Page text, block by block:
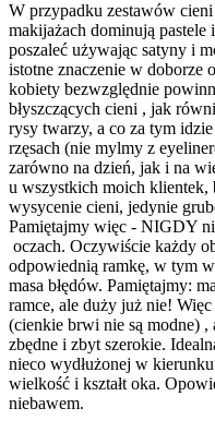
W przypadku zestawów
makijażach dominują
poszaleć używając satyny i
istotne znaczenie w doborze
kobiety bezwzględnie
błyszczących cieni , jak
rysy twarzy, a co za tym
rzęsach (nie mylmy z
zarówno na dzień, jak i na
u wszystkich moich klientek,
wysycenie cieni, jedynie
Pamiętajmy więc - NIGDY
oczach. Oczywiście każdy
odpowiednią ramkę, w tym
masa błędów. Pamiętajmy:
ramce, ale duży już nie!
(cienkie brwi nie są modne) ,
zbędne i zbyt szerokie.
nieco wydłużonej w
wielkość i kształt oka.
niebawem.